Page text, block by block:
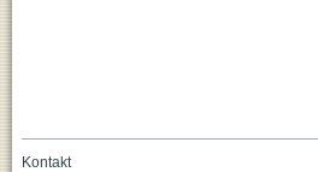
Kontakt